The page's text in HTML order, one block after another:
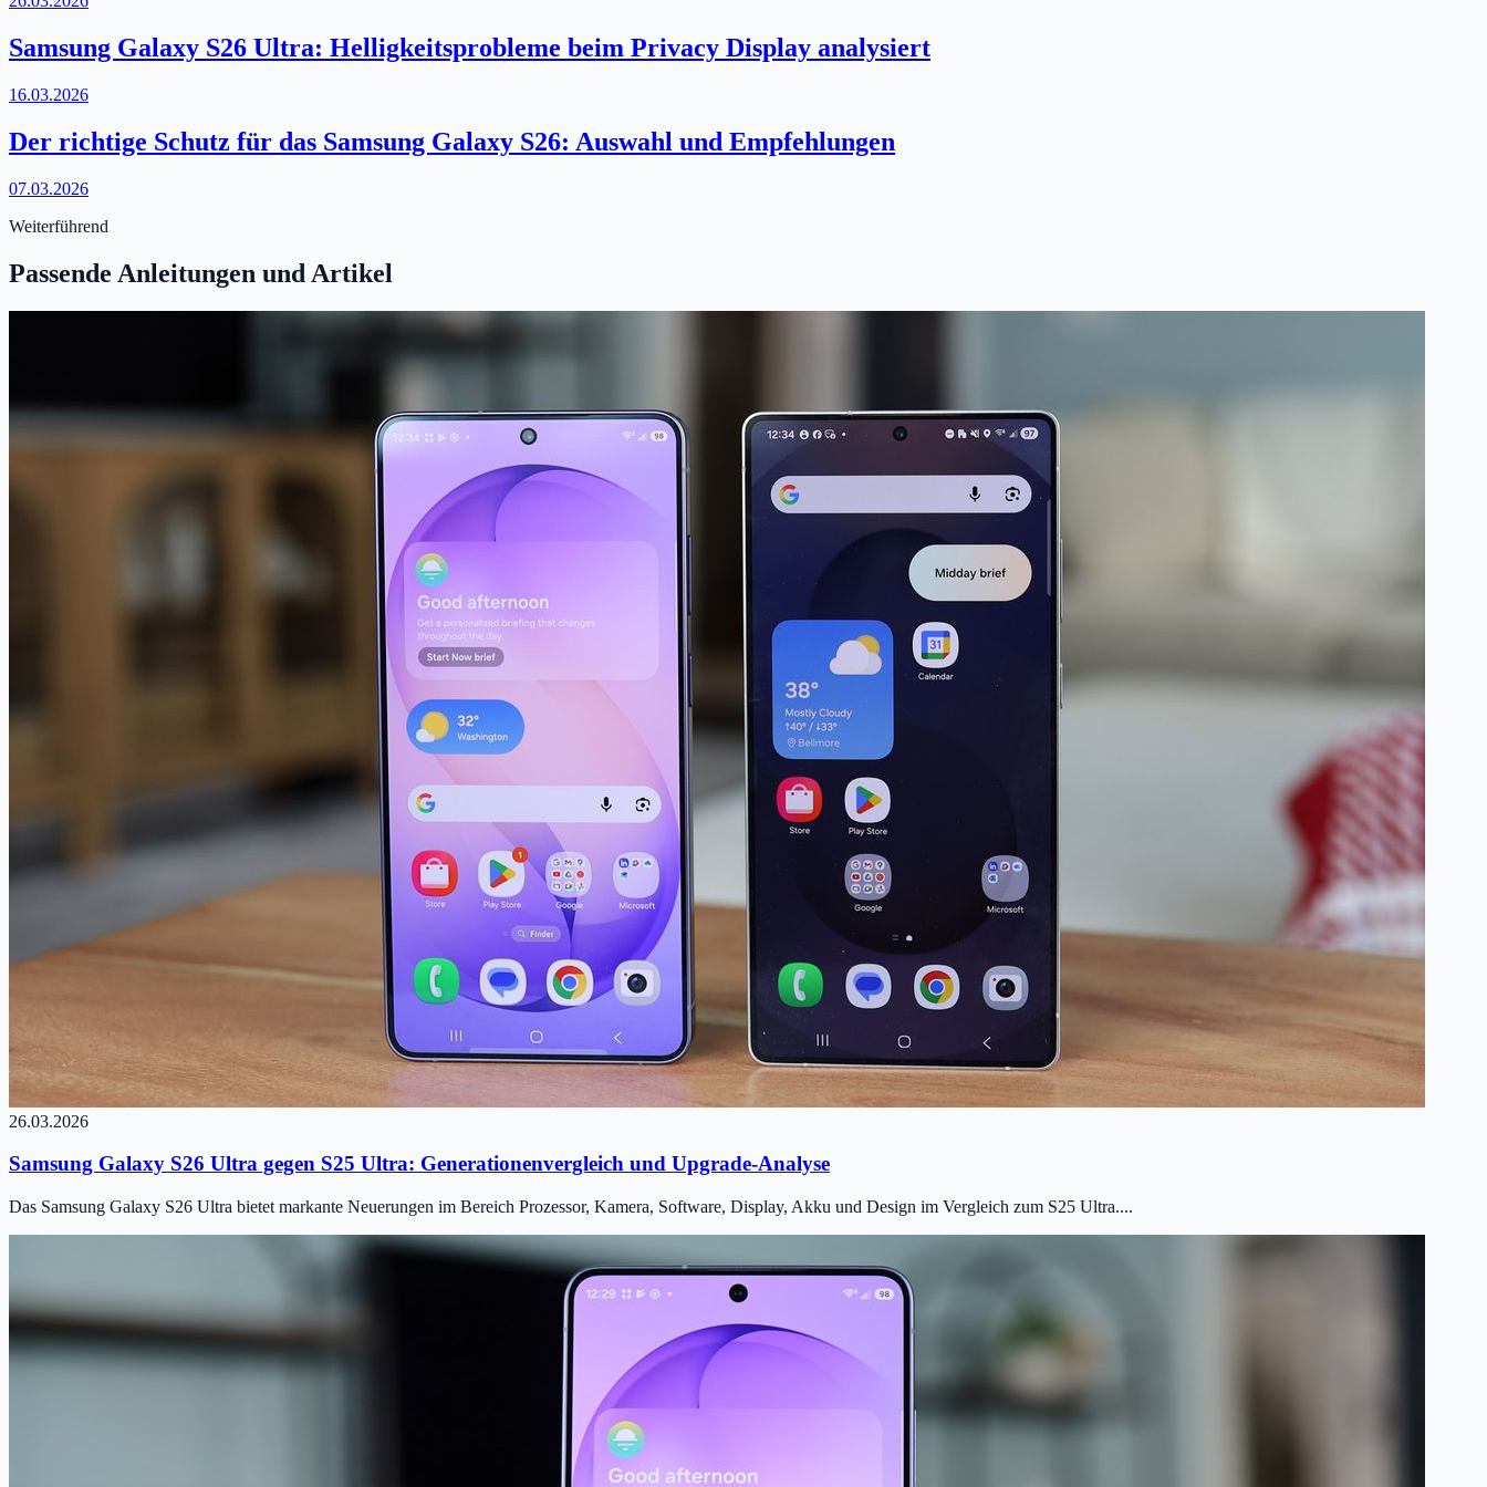
Samsung Galaxy S26 Ultra: Helligkeitsprobleme beim Privacy Display analysiert
16.03.2026
Der richtige Schutz für das Samsung Galaxy S26: Auswahl und Empfehlungen
07.03.2026
Weiterführend
Passende Anleitungen und Artikel
26.03.2026
Samsung Galaxy S26 Ultra gegen S25 Ultra: Generationenvergleich und Upgrade-Analyse
Das Samsung Galaxy S26 Ultra bietet markante Neuerungen im Bereich Prozessor, Kamera, Software, Display, Akku und Design im Vergleich zum S25 Ultra....